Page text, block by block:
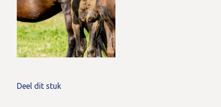
Deel dit stuk